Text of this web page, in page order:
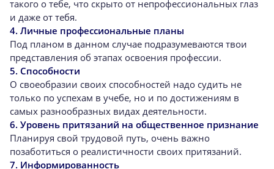
такого о тебе, что скрыто от непрофессиональных глаз
и даже от тебя.
4. Личные профессиональные планы
Под планом в данном случае подразумеваются твои
представления об этапах освоения профессии.
5. Способности
О своеобразии своих способностей надо судить не
только по успехам в учебе, но и по достижениям в
самых разнообразных видах деятельности.
6. Уровень притязаний на общественное признание
Планируя свой трудовой путь, очень важно
позаботиться о реалистичности своих притязаний.
7. Информированность